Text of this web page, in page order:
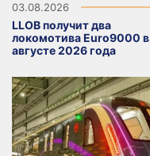
03.08.2026
LLOB получит два
локомотива Euro9000 в
августе 2026 года